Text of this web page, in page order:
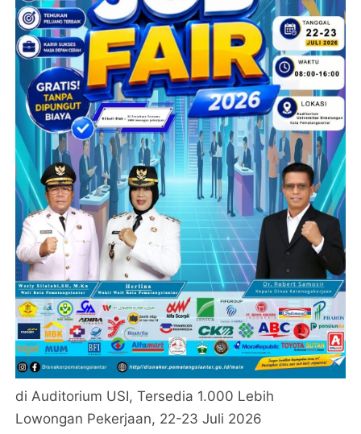
di Auditorium USI, Tersedia 1.000 Lebih
Lowongan Pekerjaan, 22-23 Juli 2026